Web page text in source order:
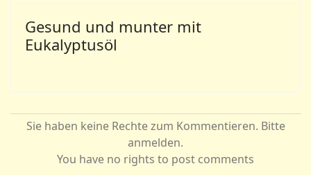
Gesund und munter mit
Eukalyptusöl
Sie haben keine Rechte zum Kommentieren. Bitte
anmelden.
You have no rights to post comments